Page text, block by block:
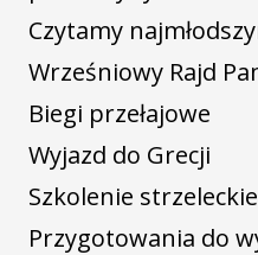
Czytamy
Wrześniowy Rajd
Biegi przełajowe
Wyjazd do Grecji
Szkolenie strzeleckie
Przygotowania do